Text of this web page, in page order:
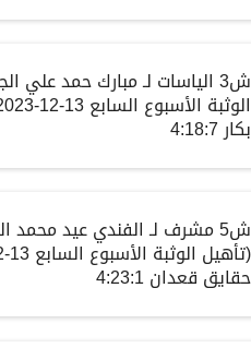
ش3 الياسات لـمبارك حمد علي
الوثبة الأسبوع السابع13-12-2023م)
بكار4:18:7
ش5 مشرف لـ الفندي عيد محمد
(تأهيل الوثبة الأسبوع السابع13-12-2023م)
حقايق قعدان4:23:1